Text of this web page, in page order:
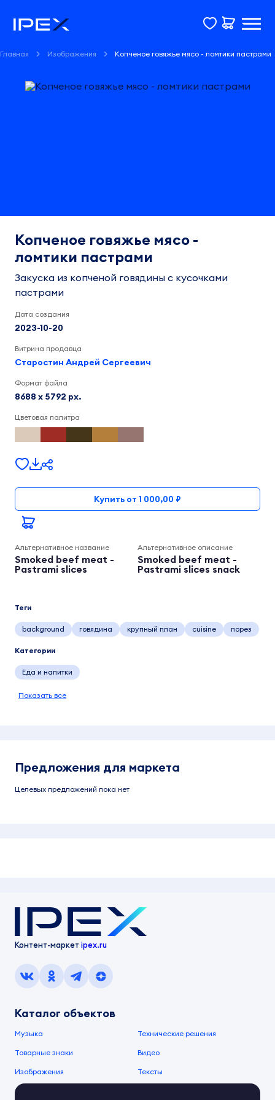
Главная Изображения Копченое говяжье мясо - ломтики пастрами
Копченое говяжье мясо -
ломтики пастрами
Закуска из копченой говядины с кусочками
пастрами
Дата создания
2023-10-20
Витрина продавца
Старостин Андрей Сергеевич
Формат файла
8688 x 5792 px.
Цветовая палитра
Купить от 1 000,00 ₽
Альтернативное название
Smoked beef meat -
Pastrami slices
Альтернативное описание
Smoked beef meat -
Pastrami slices snack
Теги
background говядина крупный план cuisine порез
Категории
Еда и напитки
Показать все
Предложения для маркета
Целевых предложений пока нет
Контент-маркет ipex.ru
Каталог объектов
Музыка Технические решения
Товарные знаки Видео
Изображения Тексты
О компании